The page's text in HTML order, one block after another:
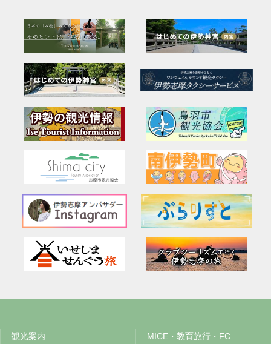
観光案内 MICE・教育旅行・FC